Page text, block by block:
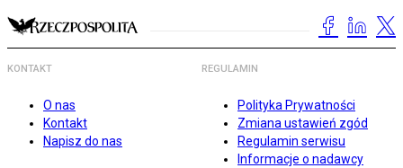
KONTAKT
O nas
Kontakt
Napisz do nas
REGULAMIN
Polityka Prywatności
Zmiana ustawień zgód
Regulamin serwisu
Informacje o nadawcy